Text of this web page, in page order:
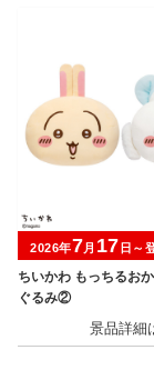
ちいかわ もっちるお
ぐるみ②
2026年7月 17 日～